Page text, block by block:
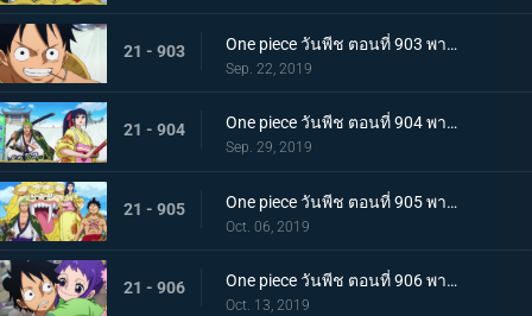
21 - 903 One piece วันพีช ตอนที่ 903 พากย์ไทย ตัดสินผลซูโม่ หมวกฟาง vs โยโกสุนะสุดแกร่ง!
Sep. 22, 2019
21 - 904 One piece วันพีช ตอนที่ 904 พากย์ไทย ลูฟี่เดือดจัด ช่วยทามะจากอันตราย!
Sep. 29, 2019
21 - 905 One piece วันพีช ตอนที่ 905 พากย์ไทย การชิงโอทามะคืน! ศึกอันดุเดือดกับโฮลด์เดม!
Oct. 06, 2019
21 - 906 One piece วันพีช ตอนที่ 906 พากย์ไทย ดวลตัวต่อตัว ระหว่างหมอผีกับหมอแห่งความตาย!
Oct. 13, 2019